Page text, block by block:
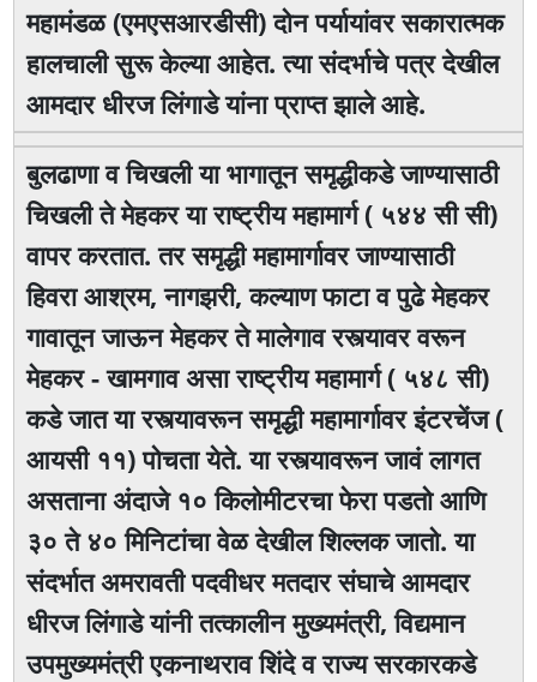
महामंडळ (एमएसआरडीसी) दोन पर्यायांवर सकारात्मक
हालचाली सुरू केल्या आहेत. त्या संदर्भाचे पत्र देखील
आमदार धीरज लिंगाडे यांना प्राप्त झाले आहे.
बुलढाणा व चिखली या भागातून समृद्धीकडे जाण्यासाठी
चिखली ते मेहकर या राष्ट्रीय महामार्ग ( ५४४ सी सी)
वापर करतात. तर समृद्धी महामार्गावर जाण्यासाठी
हिवरा आश्रम, नागझरी, कल्याण फाटा व पुढे मेहकर
गावातून जाऊन मेहकर ते मालेगाव रस्त्यावर वरून
मेहकर - खामगाव असा राष्ट्रीय महामार्ग ( ५४८ सी)
कडे जात या रस्त्यावरून समृद्धी महामार्गावर इंटरचेंज (
आयसी ११) पोचता येते. या रस्त्यावरून जावं लागत
असताना अंदाजे १० किलोमीटरचा फेरा पडतो आणि
३० ते ४० मिनिटांचा वेळ देखील शिल्लक जातो. या
संदर्भात अमरावती पदवीधर मतदार संघाचे आमदार
धीरज लिंगाडे यांनी तत्कालीन मुख्यमंत्री, विद्यमान
उपमुख्यमंत्री एकनाथराव शिंदे व राज्य सरकारकडे